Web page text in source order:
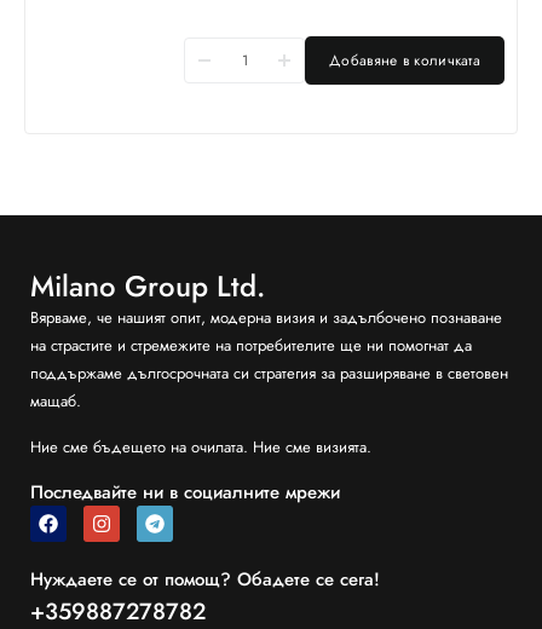
Добавяне в количката
Milano Group Ltd.
Вярваме, че нашият опит, модерна визия и задълбочено познаване
на страстите и стремежите на потребителите ще ни помогнат да
поддържаме дългосрочната си стратегия за разширяване в световен
мащаб.
Ние сме бъдещето на очилата. Ние сме визията.
Последвайте ни в социалните мрежи
Нуждаете се от помощ? Обадете се сега!
+359887278782